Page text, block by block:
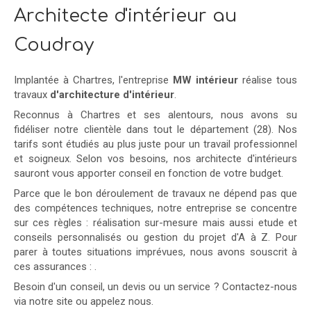
Architecte d'intérieur au
Coudray
Implantée à Chartres, l'entreprise MW intérieur réalise tous
travaux d'architecture d'intérieur.
Reconnus à Chartres et ses alentours, nous avons su
fidéliser notre clientèle dans tout le département (28). Nos
tarifs sont étudiés au plus juste pour un travail professionnel
et soigneux. Selon vos besoins, nos architecte d'intérieurs
sauront vous apporter conseil en fonction de votre budget.
Parce que le bon déroulement de travaux ne dépend pas que
des compétences techniques, notre entreprise se concentre
sur ces règles : réalisation sur-mesure mais aussi etude et
conseils personnalisés ou gestion du projet d'A à Z. Pour
parer à toutes situations imprévues, nous avons souscrit à
ces assurances : .
Besoin d'un conseil, un devis ou un service ? Contactez-nous
via notre site ou appelez nous.